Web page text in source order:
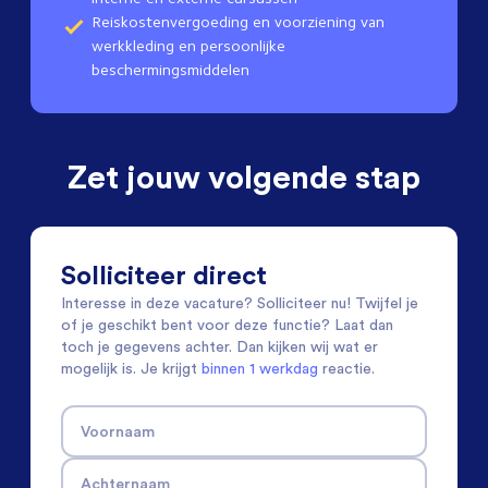
Reiskostenvergoeding en voorziening van
werkkleding en persoonlijke
beschermingsmiddelen
Zet jouw volgende stap
Solliciteer direct
Interesse in deze vacature? Solliciteer nu! Twijfel je
of je geschikt bent voor deze functie? Laat dan
toch je gegevens achter. Dan kijken wij wat er
mogelijk is. Je krijgt binnen 1 werkdag reactie.
Voornaam
Achternaam